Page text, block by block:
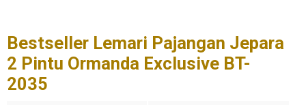
Bestseller Lemari Pajangan Jepara
2 Pintu Ormanda Exclusive BT-
2035